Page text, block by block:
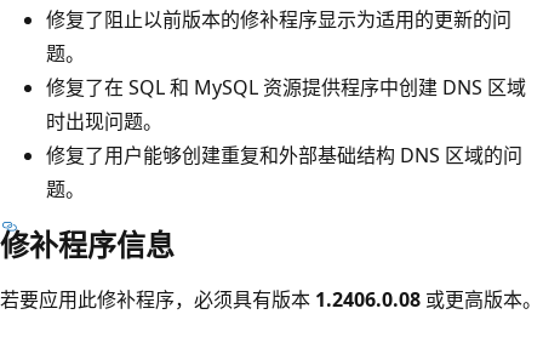
修复了阻止以前版本的修补程序显示为适用的更新的问
题。
修复了在 SQL 和 MySQL 资源提供程序中创建 DNS 区域
时出现问题。
修复了用户能够创建重复和外部基础结构 DNS 区域的问
题。
修补程序信息
若要应用此修补程序，必须具有版本 1.2406.0.08 或更高版本。